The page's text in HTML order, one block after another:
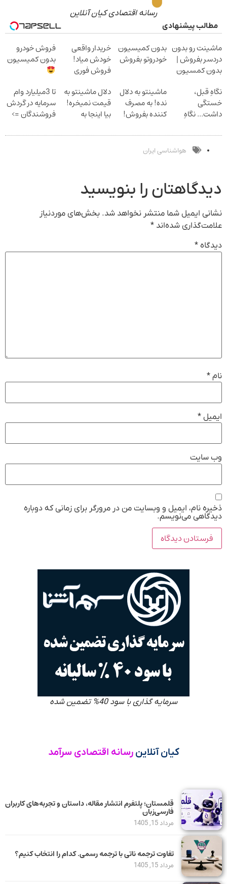
رسانه اقتصادی کیان آنلاین
مطالب پیشنهادی
ماشینت رو بدون
دردسر بفروش |
بدون کمسیون
بدون کمیسیون
خودروتو بفروش
خریدار واقعی
خودش میاد!
فروش فوری
مکانیک
فروش خودرو
بدون کمیسیون
نگاهِ قبل،
خستگی
داشت... نگاهِ
بلفا با 25%
تخفیف
ماشینتو به دلال
نده! به مصرف
کننده بفروش!
یک تماس
دلال ماشینتو به
قیمت نمیخره!
بیا اینجا به
بفروش*فقط
تا 3میلیارد وام
سرمایه در گردش
فروشندگان =>
ثبت کن
هواشناسی ایران
دیدگاهتان را بنویسید
نشانی ایمیل شما منتشر نخواهد شد. بخش‌های موردنیاز
علامت‌گذاری شده‌اند *
دیدگاه *
نام *
ایمیل *
وب‌ سایت
ذخیره نام، ایمیل و وبسایت من در مرورگر برای زمانی که دوباره
دیدگاهی می‌نویسم.
سرمایه گذاری با سود 40% تضمین شده
کیان آنلاین رسانه اقتصادی سرآمد
قلمستان؛ پلتفرم انتشار مقاله، داستان و تجربه‌های کاربران
فارسی‌زبان
مرداد 15, 1405
تفاوت ترجمه ناتی با ترجمه رسمی. کدام را انتخاب کنیم؟
مرداد 15, 1405